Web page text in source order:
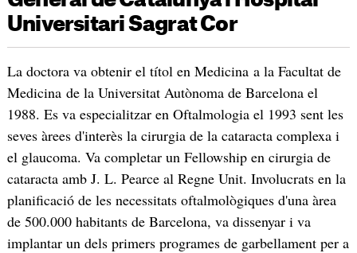
Universitari Sagrat Cor
La doctora va obtenir el títol en Medicina a la Facultat de
Medicina de la Universitat Autònoma de Barcelona el
1988. Es va especialitzar en Oftalmologia el 1993 sent les
seves àrees d'interès la cirurgia de la cataracta complexa i
el glaucoma. Va completar un Fellowship en cirurgia de
cataracta amb J. L. Pearce al Regne Unit. Involucrats en la
planificació de les necessitats oftalmològiques d'una àrea
de 500.000 habitants de Barcelona, va dissenyar i va
implantar un dels primers programes de garbellament per a